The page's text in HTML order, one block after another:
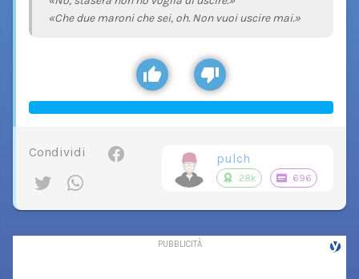
«Che due maroni che sei, oh. Non vuoi uscire mai.»
Condividi pulch
28k 696